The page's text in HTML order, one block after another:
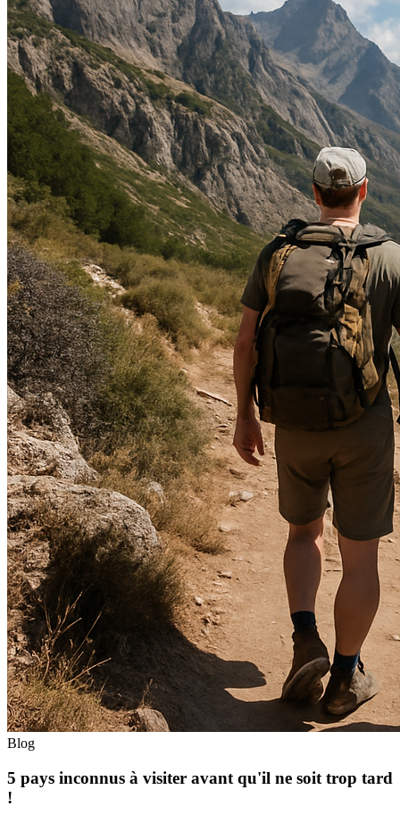
Blog
5 pays inconnus à visiter avant qu'il ne soit trop tard
!